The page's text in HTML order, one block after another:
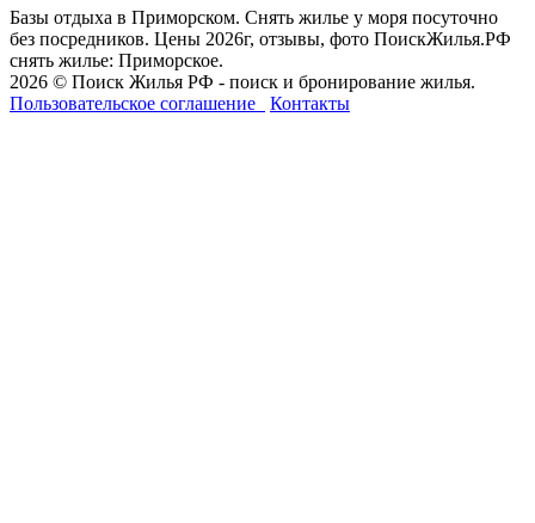
Базы отдыха в Приморском. Снять жилье у моря посуточно
без посредников. Цены 2026г, отзывы, фото ПоискЖилья.РФ
снять жилье: Приморское.
2026 © Поиск Жилья РФ - поиск и бронирование жилья.
Пользовательское соглашение
Контакты